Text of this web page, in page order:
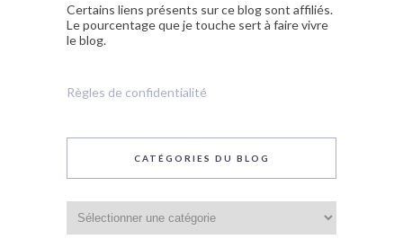
Certains liens présents sur ce blog sont affiliés.
Le pourcentage que je touche sert à faire vivre
le blog.
Règles de confidentialité
CATÉGORIES DU BLOG
du
blog